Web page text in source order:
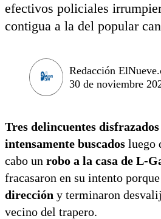
efectivos policiales
contigua a la del popular
Redacción
30 de noviembre
Tres delincuentes
intensamente buscados luego
cabo un robo a la casa de L-
fracasaron en su intento porque
dirección y terminaron
vecino del trapero.